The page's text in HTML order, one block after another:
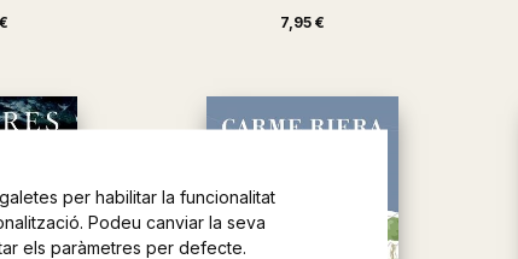
7,95 €
per habilitar la funcionalitat
Podeu canviar la seva
els paràmetres per defecte.